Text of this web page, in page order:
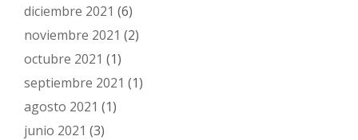
diciembre 2021 (6)
noviembre 2021 (2)
octubre 2021 (1)
septiembre 2021 (1)
agosto 2021 (1)
junio 2021 (3)